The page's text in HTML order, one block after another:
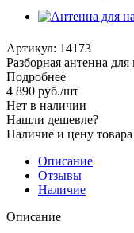
Артикул: 14173
Разборная антенна
Подробнее
4 890 руб./шт
Нет в наличии
Нашли дешевле?
Наличие и цену
Описание
Отзывы
Наличие
Описание